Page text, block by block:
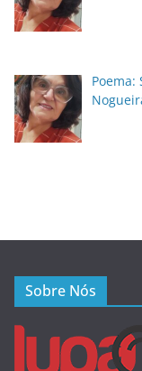
Poema:
Sobre Nós